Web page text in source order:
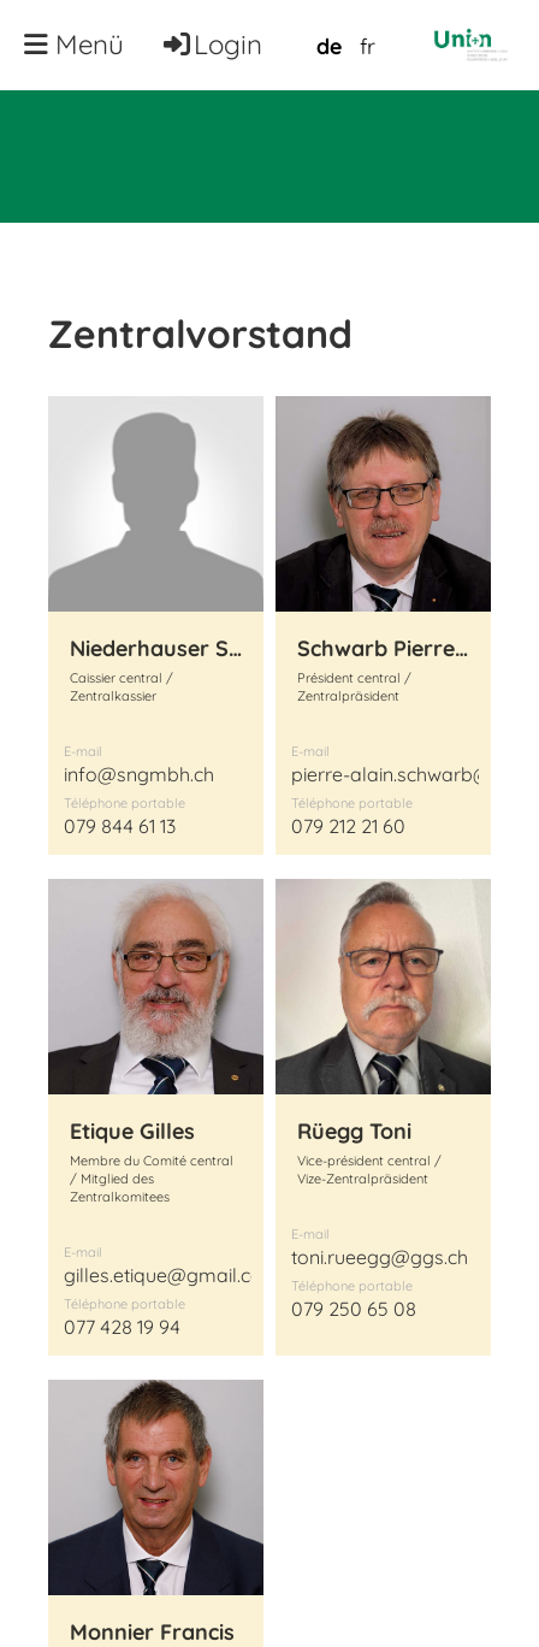
Login de fr
Menü
Zentralvorstand
Niederhauser Samuel
Caissier central /
Zentralkassier
E-mail
info@sngmbh.ch
Téléphone portable
079 844 61 13
Schwarb Pierre-Alain
Président central /
Zentralpräsident
E-mail
pierre-
Téléphone portable
079 212 21 60
Etique Gilles
Membre du Comité central
/ Mitglied des
Zentralkomitees
E-mail
gilles.etique@gmail.com
Téléphone portable
077 428 19 94
Rüegg Toni
Vice-président central /
Vize-Zentralpräsident
E-mail
toni.rueegg@ggs.ch
Téléphone portable
079 250 65 08
Monnier Francis